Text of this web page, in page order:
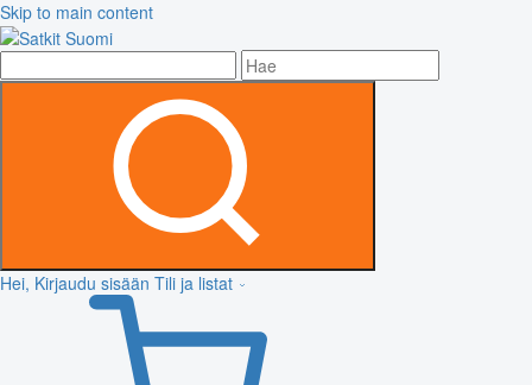
Skip to main content
Hei, Kirjaudu sisään Tili ja listat